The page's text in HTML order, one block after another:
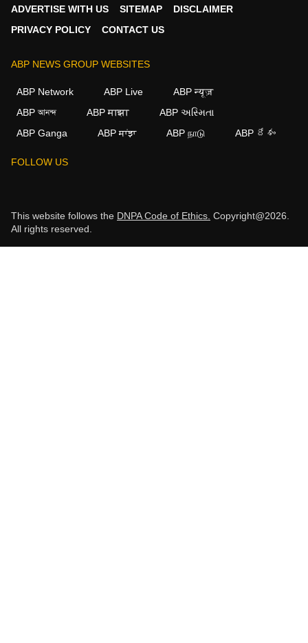
ADVERTISE WITH US
SITEMAP
DISCLAIMER
PRIVACY POLICY
CONTACT US
ABP NEWS GROUP WEBSITES
ABP Network ABP Live
ABP न्यूज़
ABP আনন্দ
ABP माझा
ABP અસ્મિતા
ABP Ganga
ABP ਸਾਂਝਾ ABP நாடு ABP దేశం
FOLLOW US
This website follows the DNPA Code of Ethics. Copyright@2026.
All rights reserved.